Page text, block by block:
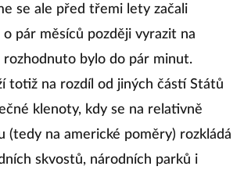
se ale před třemi lety začali
pár měsíců později vyrazit na
rozhodnuto bylo do pár minut.
totiž na rozdíl od jiných částí Států
klenoty, kdy se na relativně
(tedy na americké poměry) rozkládá
skvostů, národních parků i